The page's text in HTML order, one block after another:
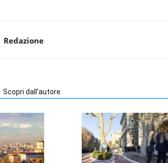
Redazione
Scopri dall'autore